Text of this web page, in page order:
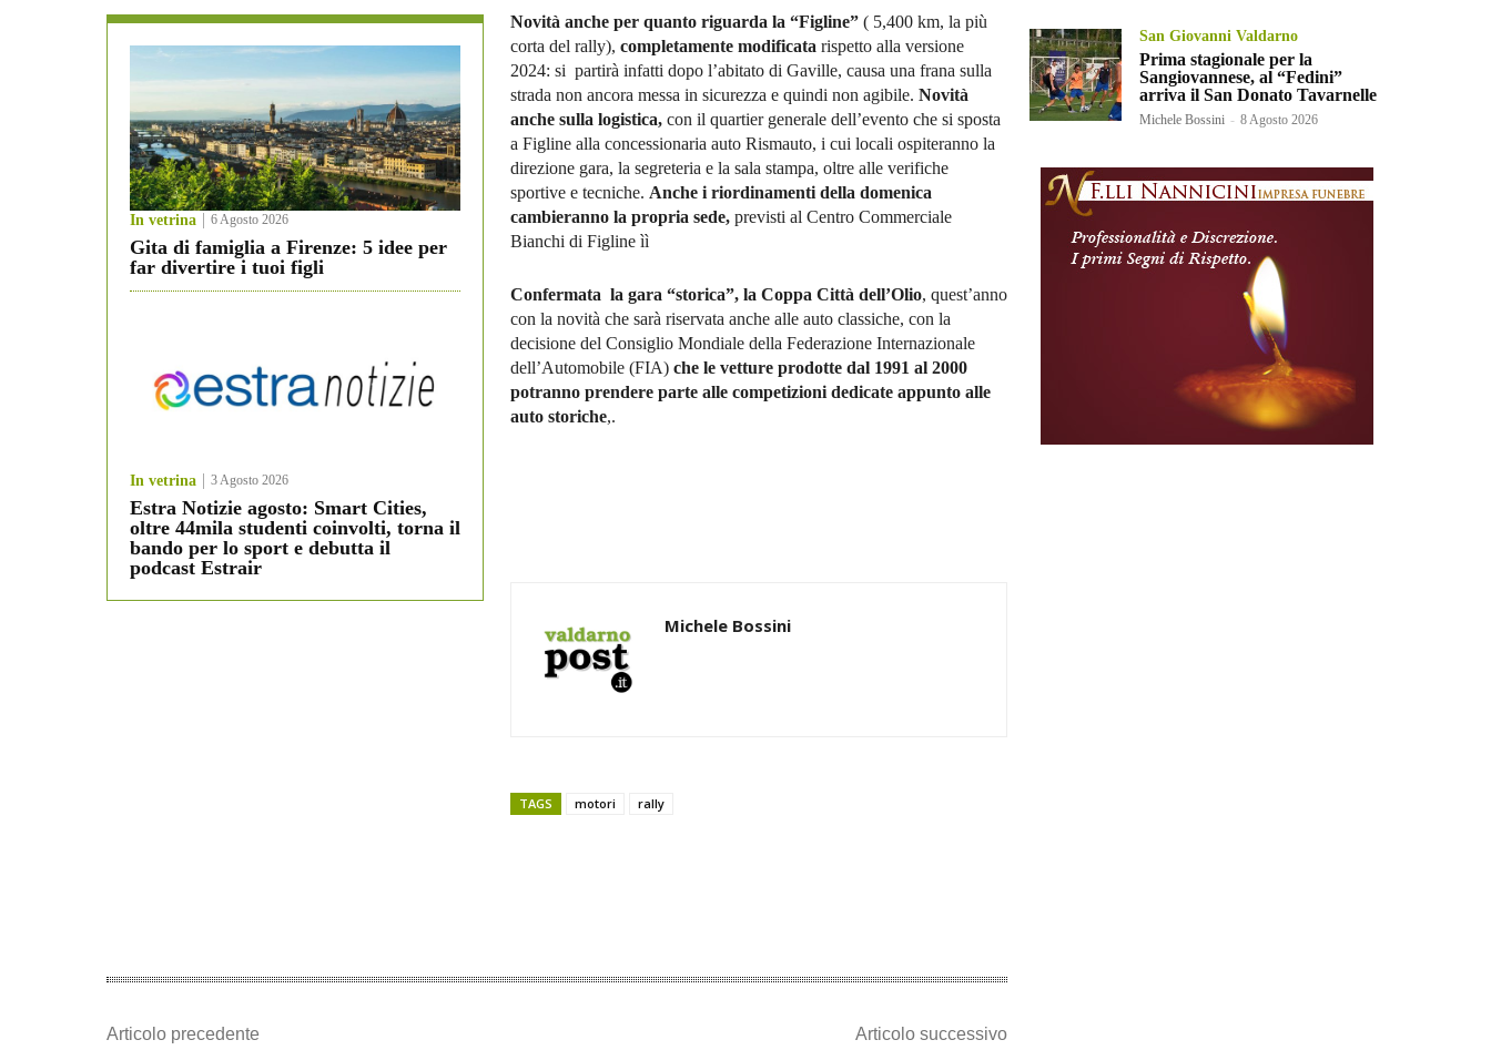
In vetrina 6 Agosto 2026
Gita di famiglia a Firenze: 5 idee per
far divertire i tuoi figli
In vetrina 3 Agosto 2026
Estra Notizie agosto: Smart Cities,
oltre 44mila studenti coinvolti, torna il
bando per lo sport e debutta il
podcast Estrair
Novità anche per quanto riguarda la “Figline” ( 5,400 km, la più
corta del rally), completamente modificata rispetto alla versione
2024: si partirà infatti dopo l’abitato di Gaville, causa una frana sulla
strada non ancora messa in sicurezza e quindi non agibile. Novità
anche sulla logistica, con il quartier generale dell’evento che si sposta
a Figline alla concessionaria auto Rismauto, i cui locali ospiteranno la
direzione gara, la segreteria e la sala stampa, oltre alle verifiche
sportive e tecniche. Anche i riordinamenti della domenica
cambieranno la propria sede, previsti al Centro Commerciale
Bianchi di Figline ìì
Confermata la gara “storica”, la Coppa Città dell’Olio, quest’anno
con la novità che sarà riservata anche alle auto classiche, con la
decisione del Consiglio Mondiale della Federazione Internazionale
dell’Automobile (FIA) che le vetture prodotte dal 1991 al 2000
potranno prendere parte alle competizioni dedicate appunto alle
auto storiche,.
Michele Bossini
TAGS motori rally
Articolo precedente Articolo successivo
San Giovanni Valdarno
Prima stagionale per la
Sangiovannese, al “Fedini”
arriva il San Donato Tavarnelle
Michele Bossini - 8 Agosto 2026